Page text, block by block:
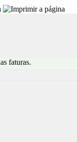
faturas.